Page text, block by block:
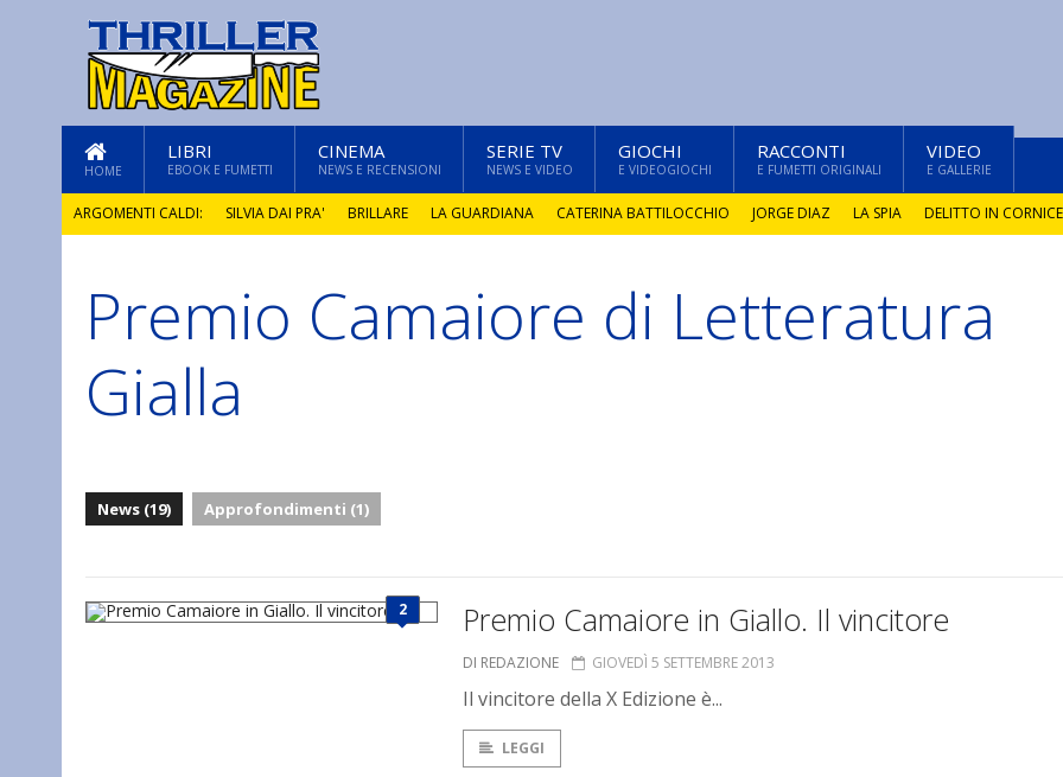
HOME
LIBRI
EBOOK E FUMETTI
CINEMA
NEWS E RECENSIONI
SERIE TV
NEWS E VIDEO
GIOCHI
E VIDEOGIOCHI
RACCONTI
E FUMETTI ORIGINALI
VIDEO
E GALLERIE
ARGOMENTI CALDI: SILVIA DAI PRA' BRILLARE LA GUARDIANA CATERINA BATTILOCCHIO JORGE DIAZ LA SPIA DELITTO IN CORNICE
Premio Camaiore di Letteratura
Gialla
News (19) Approfondimenti (1)
2 Premio Camaiore in Giallo. Il vincitore
DI REDAZIONE GIOVEDÌ 5 SETTEMBRE 2013
Il vincitore della X Edizione è...
LEGGI